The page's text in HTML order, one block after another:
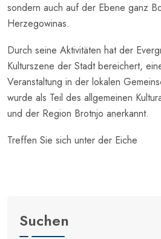
sondern auch auf der Ebene ganz
Herzegowinas.
Durch seine Aktivitäten hat der
Kulturszene der Stadt bereichert,
Veranstaltung in der lokalen
wurde als Teil des allgemeinen
und der Region Brotnjo anerkannt.
Treffen Sie sich unter der Eiche
Suchen